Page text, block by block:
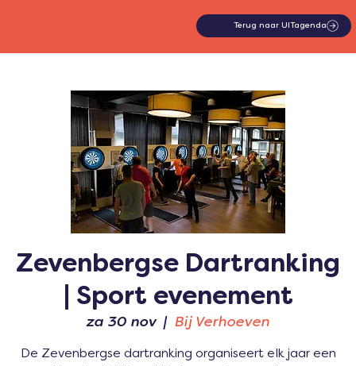
Terug naar UITagenda
Zevenbergse Dartranking
| Sport evenement
za 30 nov
  |
Bij Verhoeven
De Zevenbergse dartranking organiseert elk jaar een